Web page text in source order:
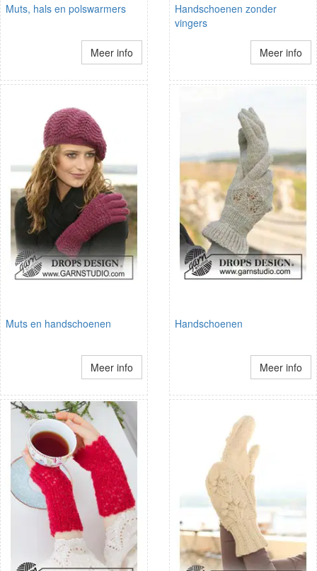
Muts, hals en polswarmers
Meer info
Handschoenen zonder
vingers
Meer info
Muts en handschoenen
Meer info
Handschoenen
Meer info